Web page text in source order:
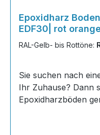
Epoxidharz
EDF30| rot
RAL-Gelb- bis Rottöne:
Sie suchen nach
Ihr Zuhause? Dann
Epoxidharzböden